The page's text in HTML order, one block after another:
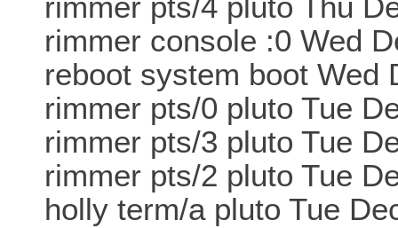
rimmer console :0 Wed
reboot system boot
rimmer pts/0 pluto Tue
rimmer pts/3 pluto Tue
rimmer pts/2 pluto Tue
holly term/a pluto Tue